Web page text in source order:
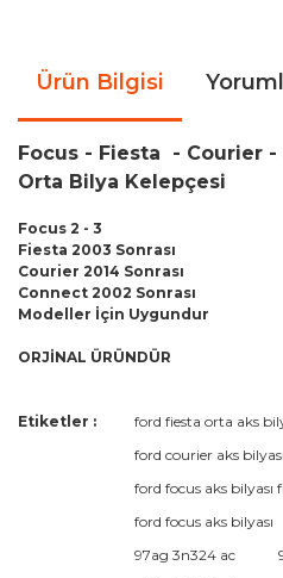
Ürün Bilgisi
Focus - Fiesta - Courier -
Orta Bilya Kelepçesi
Focus 2 - 3
Fiesta 2003 Sonrası
Courier 2014 Sonrası
Connect 2002 Sonrası
Modeller İçin Uygundur
ORJİNAL ÜRÜNDÜR
Bu ürüne ilk
Yorum
Bu ürünün fiyat bilgisi, resim,
kullanarak tarafımıza iletebilirsiniz.
Görüş ve önerileriniz için
Etiketler : ford fiesta orta aks
ford courier aks bilyası
ford focus aks bilyası
ford focus aks bilyası
97ag 3n324 ac